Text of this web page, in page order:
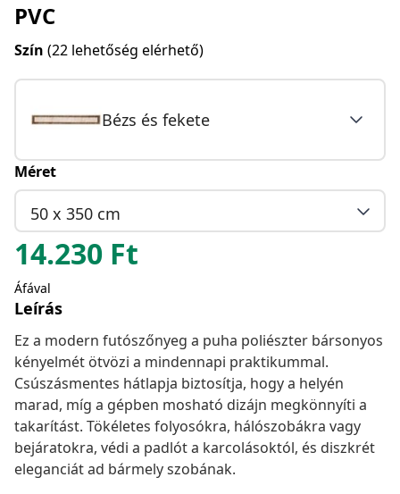
PVC
Szín (22 lehetőség elérhető)
Bézs és fekete
Méret
50 x 350 cm
14.230 Ft
Áfával
Leírás
Ez a modern futószőnyeg a puha poliészter bársonyos
kényelmét ötvözi a mindennapi praktikummal.
Csúszásmentes hátlapja biztosítja, hogy a helyén
marad, míg a gépben mosható dizájn megkönnyíti a
takarítást. Tökéletes folyosókra, hálószobákra vagy
bejáratokra, védi a padlót a karcolásoktól, és diszkrét
eleganciát ad bármely szobának.